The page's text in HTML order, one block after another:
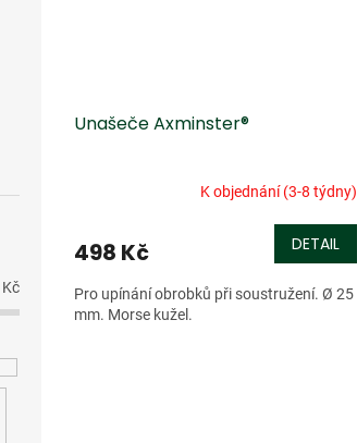
Kč
Unašeče Axminster®
K objednání (3-8 týdny)
498 Kč DETAIL
Pro upínání obrobků při soustružení. Ø 25
mm. Morse kužel.